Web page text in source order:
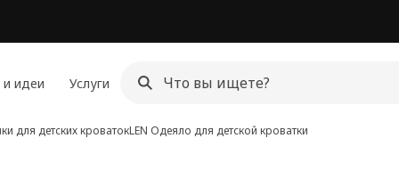
идеи Услуги
для детских кроватокLEN Одеяло для детской кроватки